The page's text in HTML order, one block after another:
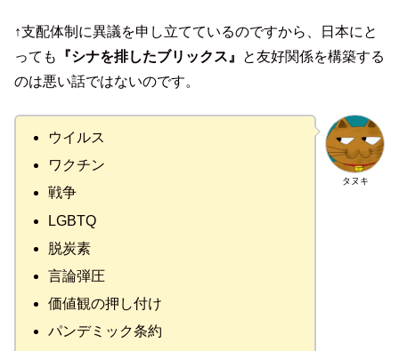
↑支配体制に異議を申し立てているのですから、日本にと
っても
『シナを排したブリックス』
と友好関係を構築する
のは悪い話ではないのです。
タヌキ
ウイルス
ワクチン
戦争
LGBTQ
脱炭素
言論弾圧
価値観の押し付け
パンデミック条約